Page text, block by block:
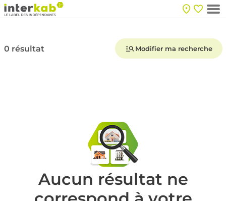
0 résultat Modifier ma recherche
Aucun résultat ne